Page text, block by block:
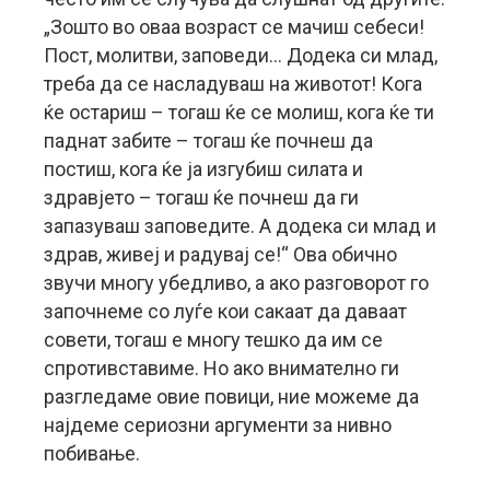
„Зошто во оваа возраст се мачиш себеси!
Пост, молитви, заповеди… Додека си млад,
треба да се насладуваш на животот! Кога
ќе остариш – тогаш ќе се молиш, кога ќе ти
паднат забите – тогаш ќе почнеш да
постиш, кога ќе ја изгубиш силата и
здравјето – тогаш ќе почнеш да ги
запазуваш заповедите. А додека си млад и
здрав, живеј и радувај се!“ Ова обично
звучи многу убедливо, а ако разговорот го
започнеме со луѓе кои сакаат да даваат
совети, тогаш е многу тешко да им се
спротивставиме. Но ако внимателно ги
разгледаме овие повици, ние можеме да
најдеме сериозни аргументи за нивно
побивање.